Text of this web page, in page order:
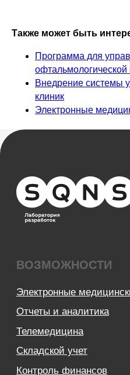
Также может быть
Программа для
офтальмологической
Внедрение системы
клиник
Электронные